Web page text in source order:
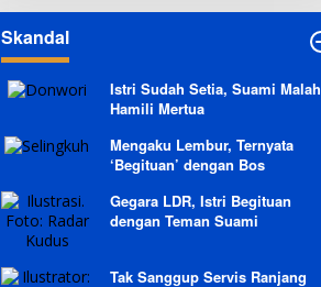
Skandal
Istri Sudah Setia, Suami Malah
Hamili Mertua
Mengaku Lembur, Ternyata
‘Begituan’ dengan Bos
Gegara LDR, Istri Begituan
dengan Teman Suami
Tak Sanggup Servis Ranjang